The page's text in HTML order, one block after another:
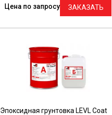
Цена по запросу ЗАКАЗАТЬ
Эпоксидная грунтовка LEVL Coat